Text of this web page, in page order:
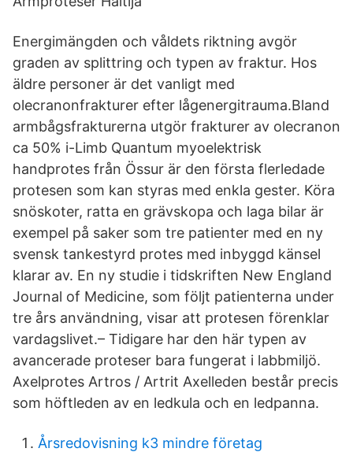
Energimängden och våldets riktning avgör
graden av splittring och typen av fraktur. Hos
äldre personer är det vanligt med
olecranonfrakturer efter lågenergitrauma.Bland
armbågsfrakturerna utgör frakturer av olecranon
ca 50% i-Limb Quantum myoelektrisk
handprotes från Össur är den första flerledade
protesen som kan styras med enkla gester. Köra
snöskoter, ratta en grävskopa och laga bilar är
exempel på saker som tre patienter med en ny
svensk tankestyrd protes med inbyggd känsel
klarar av. En ny studie i tidskriften New England
Journal of Medicine, som följt patienterna under
tre års användning, visar att protesen förenklar
vardagslivet.– Tidigare har den här typen av
avancerade proteser bara fungerat i labbmiljö.
Axelprotes Artros / Artrit Axelleden består precis
som höftleden av en ledkula och en ledpanna.
Årsredovisning k3 mindre företag